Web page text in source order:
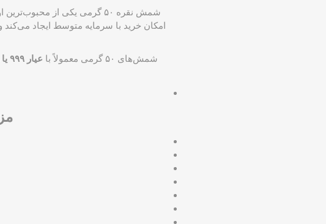
شمش نقره ۵۰ گرمی یکی از
امکان خرید با سرمایه متوسط ایجاد می‌کند
شمش‌های ۵۰ گرمی معمولاً با
عیار ۹۹۹ یا ۹۹۹.۹ (۹۹.۹ تا ۹۹.۹۹ درصد نقره خالص)